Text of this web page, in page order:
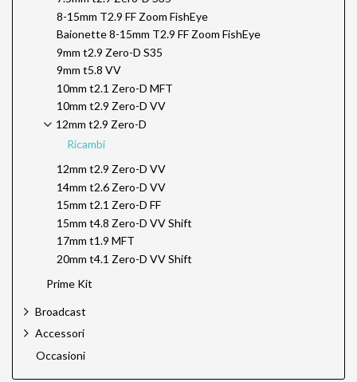
8-15mm T2.9 FF Zoom FishEye
Baionette 8-15mm T2.9 FF Zoom FishEye
9mm t2.9 Zero-D S35
9mm t5.8 VV
10mm t2.1 Zero-D MFT
10mm t2.9 Zero-D VV
12mm t2.9 Zero-D
Ricambi
12mm t2.9 Zero-D VV
14mm t2.6 Zero-D VV
15mm t2.1 Zero-D FF
15mm t4.8 Zero-D VV Shift
17mm t1.9 MFT
20mm t4.1 Zero-D VV Shift
Prime Kit
Broadcast
Accessori
Occasioni